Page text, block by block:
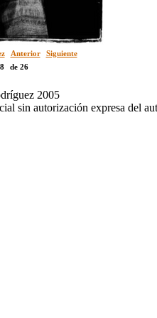
Anterior
Siguiente
de 26
2005
sin autorización expresa del